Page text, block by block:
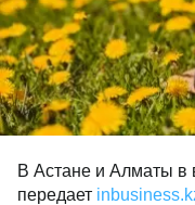
В Астане и Алматы в
передает